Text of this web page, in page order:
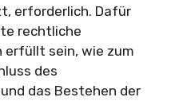
erforderlich. Dafür
rechtliche
erfüllt sein, wie zum
des
das Bestehen der